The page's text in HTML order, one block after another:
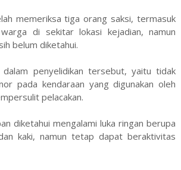
memeriksa tiga orang saksi, termasuk
di sekitar lokasi kejadian, namun
belum diketahui.
dalam penyelidikan tersebut, yaitu tidak
pada kendaraan yang digunakan oleh
pelacakan.
diketahui mengalami luka ringan berupa
kaki, namun tetap dapat beraktivitas